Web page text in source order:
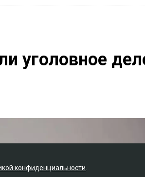
уголовное
конфиденциальности